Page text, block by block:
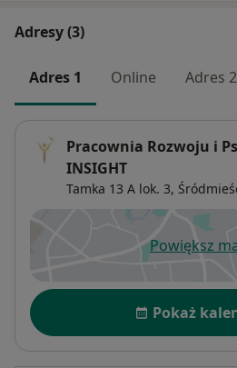
Adresy (3)
Adres 1 Online Adres 2
Pracownia Rozwoju i
INSIGHT
Tamka 13 A lok. 3,
Powiększ
Dostępność
Pokaż